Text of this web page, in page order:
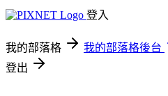
登入
我的部落格 我的部落格後台
登出